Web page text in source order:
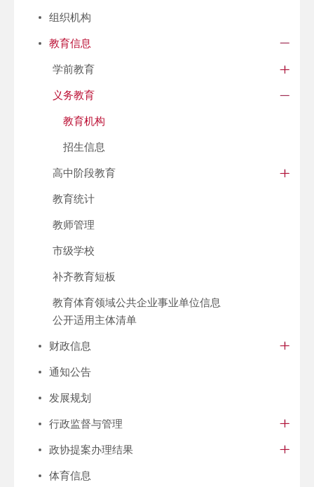
组织机构
教育信息
学前教育
义务教育
教育机构
招生信息
高中阶段教育
教育统计
教师管理
市级学校
补齐教育短板
教育体育领域公共企业事业单位信息
公开适用主体清单
财政信息
通知公告
发展规划
行政监督与管理
政协提案办理结果
体育信息